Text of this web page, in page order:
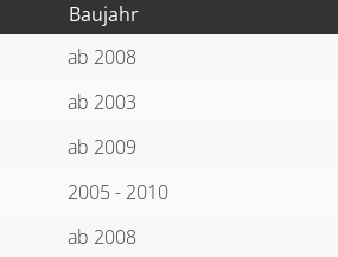
Baujahr
ab 2008
ab 2003
ab 2009
2005 - 2010
ab 2008